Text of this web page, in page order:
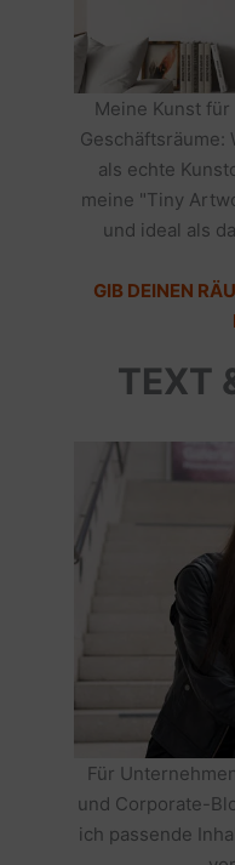
Meine Kunst
Geschäftsräume:
als echte
meine "Tiny
und ideal als
GIB DEINEN
TEXT
Für
und Corporate-
ich passende